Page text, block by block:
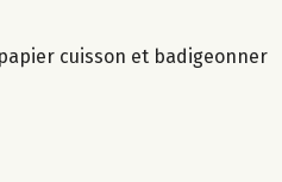
cuisson et badigeonner